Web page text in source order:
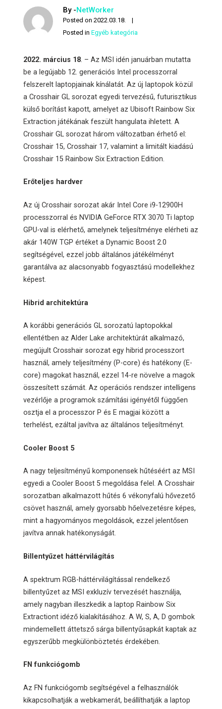
By -NetWorker
Posted on2022.03.18.
Posted inEgyéb kategória
2022. március 18. – Az MSI idén januárban mutatta
be a legújabb 12. generációs Intel processzorral
felszerelt laptopjainak kínálatát. Az új laptopok közül
a Crosshair GL sorozat egyedi tervezésű, futurisztikus
külső borítást kapott, amelyet az Ubisoft Rainbow Six
Extraction játékának feszült hangulata ihletett. A
Crosshair GL sorozat három változatban érhető el:
Crosshair 15, Crosshair 17, valamint a limitált kiadású
Crosshair 15 Rainbow Six Extraction Edition.
Erőteljes hardver
Az új Crosshair sorozat akár Intel Core i9-12900H
processzorral és NVIDIA GeForce RTX 3070 Ti laptop
GPU-val is elérhető, amelynek teljesítménye elérheti az
akár 140W TGP értéket a Dynamic Boost 2.0
segítségével, ezzel jobb általános játékélményt
garantálva az alacsonyabb fogyasztású modellekhez
képest.
Hibrid architektúra
A korábbi generációs GL sorozatú laptopokkal
ellentétben az Alder Lake architektúrát alkalmazó,
megújult Crosshair sorozat egy hibrid processzort
használ, amely teljesítmény (P-core) és hatékony (E-
core) magokat használ, ezzel 14-re növelve a magok
összesített számát. Az operációs rendszer intelligens
vezérlője a programok számítási igényétől függően
osztja el a processzor P és E magjai között a
terhelést, ezáltal javítva az általános teljesítményt.
Cooler Boost 5
A nagy teljesítményű komponensek hűtéséért az MSI
egyedi a Cooler Boost 5 megoldása felel. A Crosshair
sorozatban alkalmazott hűtés 6 vékonyfalú hővezető
csövet használ, amely gyorsabb hőelvezetésre képes,
mint a hagyományos megoldások, ezzel jelentősen
javítva annak hatékonyságát.
Billentyűzet háttérvilágítás
A spektrum RGB-háttérvilágítással rendelkező
billentyűzet az MSI exkluzív tervezését használja,
amely nagyban illeszkedik a laptop Rainbow Six
Extractiont idéző kialakításához. A W, S, A, D gombok
mindemellett áttetsző sárga billentyűsapkát kaptak az
egyszerűbb megkülönböztetés érdekében.
FN funkciógomb
Az FN funkciógomb segítségével a felhasználók
kikapcsolhatják a webkamerát, beállíthatják a laptop